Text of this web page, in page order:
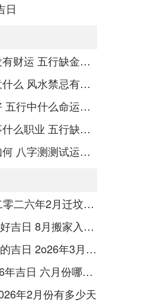
日
五行缺金的人是不是没有财运 五行缺金的人命运好不好
五行缺火的人需要注意什么 风水禁忌有哪些
五行属什么的命运最好 五行中什么命运势旺盛
五行缺火的人适合从事什么职业 五行缺火的人适合从事的职业有哪些
如何测试自己的运势如何 八字测测试运运程
2026年2月迁坟吉日 二零二六年2月迁坟黄道吉日
2026年3月搬家入宅最好吉日 8月搬家入宅黄道吉日
2026年3月份适合安床的吉日 2o26年3月份安床吉日
六月份哪天搬家好2026年吉日 六月份哪天搬家吉利
年2月份有多少天